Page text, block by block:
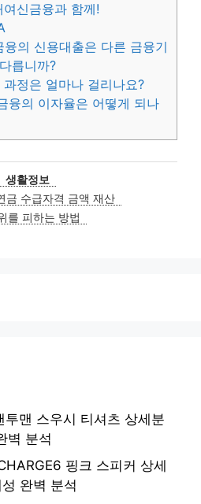
신금융과 함께!
융의 신용대출은 다른 금융기
릅니까?
정은 얼마나 걸리나요?
융의 이자율은 어떻게 되나
카
고
리
생활정보
금 수급자격 금액 재산
를 피하는 방법
맨 스우시 티셔츠 상세분
벽 분석
핑크 스피커 상세
완벽 분석